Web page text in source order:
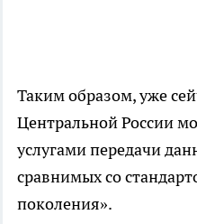
Таким образом, уже
Центральной России
услугами передачи
сравнимых со
поколения».